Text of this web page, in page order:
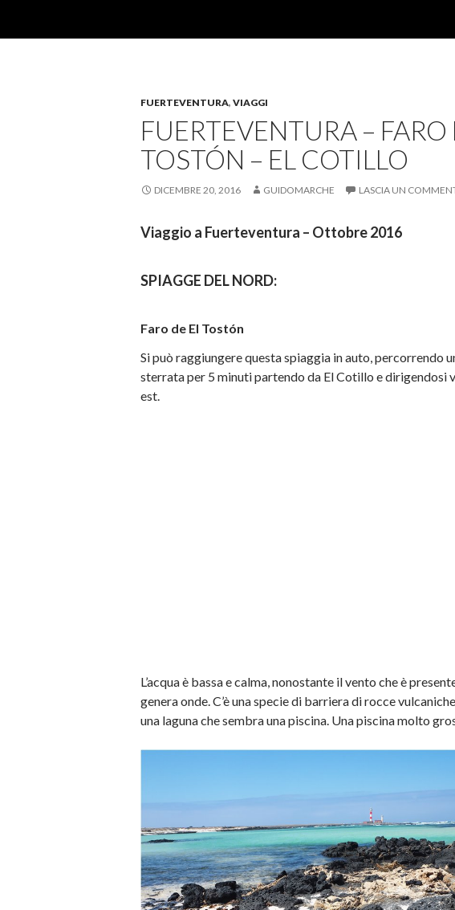
FUERTEVENTURA, VIAGGI
FUERTEVENTURA – FARO
TOSTÓN – EL COTILLO
DICEMBRE 20, 2016 GUIDOMARCHE LASCIA UN
Viaggio a Fuerteventura – Ottobre 2016
SPIAGGE DEL NORD:
Faro de El Tostón
Si può raggiungere questa spiaggia in auto, percorrendo
sterrata per 5 minuti partendo da El Cotillo e dirigendosi
est.
L’acqua è bassa e calma, nonostante il vento che è
genera onde. C’è una specie di barriera di rocce
una laguna che sembra una piscina. Una piscina molto